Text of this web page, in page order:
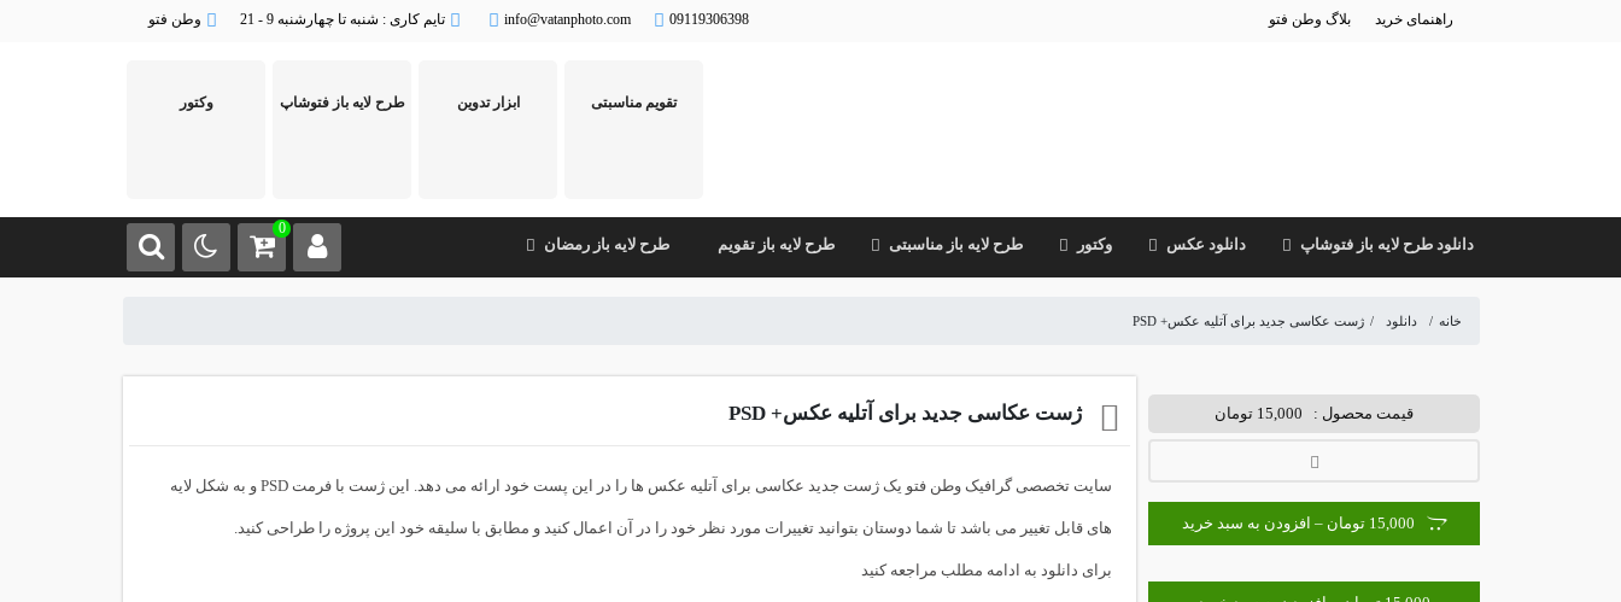
راهنمای خرید بلاگ وطن فتو 09119306398
info@vatanphoto.com تایم کاری : شنبه تا چهارشنبه 9 - 21 وطن فتو
وکتور طرح لایه باز فتوشاپ ابزار تدوین تقویم مناسبتی
دانلود طرح لایه باز فتوشاپ دانلود عکس وکتور طرح لایه باز مناسبتی طرح لایه باز تقویم طرح لایه باز رمضان
0
خانه / دانلود / ژست عکاسی جدید برای آتلیه عکس+ PSD
قیمت محصول : 15,000 تومان
15,000 تومان – افزودن به سبد خرید
ژست عکاسی جدید برای آتلیه عکس+ PSD
سایت تخصصی گرافیک وطن فتو یک ژست جدید عکاسی برای آتلیه عکس ها را در این پست خود ارائه می دهد. این ژست با فرمت PSD و به شکل لایه
های قابل تغییر می باشد تا شما دوستان بتوانید تغییرات مورد نظر خود را در آن اعمال کنید و مطابق با سلیقه خود این پروژه را طراحی کنید.
برای دانلود به ادامه مطلب مراجعه کنید